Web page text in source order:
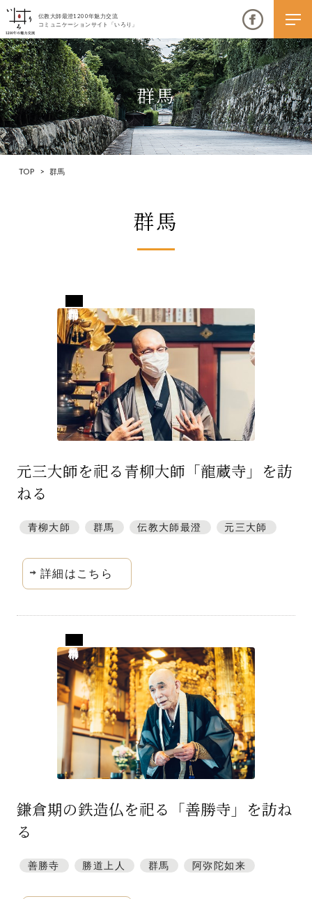
伝教大師最澄1200年魅力交流
コミュニケーションサイト「いろり」
伝教大師最澄1200年魅力交流
いろりとは
大学コラボプロジェクト
いろり端
特集「一隅を照らす」
探訪「1200年の魅力交流」
日本文化を探る
プレスアーカイブ
サイトポリシー
群馬
TOP > 群馬
群馬
元三大師を祀る青柳大師「龍蔵寺」を訪
ねる
青柳大師 群馬 伝教大師最澄 元三大師
詳細はこちら
鎌倉期の鉄造仏を祀る「善勝寺」を訪ね
る
善勝寺 勝道上人 群馬 阿弥陀如来